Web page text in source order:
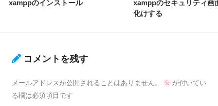
xamppのインストール
xamppのセキュリティ画
化けする
コメントを残す
メールアドレスが公開されることはありません。 ※ が付いてい
る欄は必須項目です